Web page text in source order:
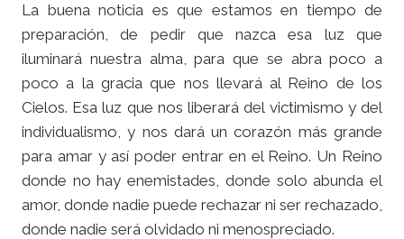
La buena noticia es que estamos en tiempo de
preparación, de pedir que nazca esa luz que
iluminará nuestra alma, para que se abra poco a
poco a la gracia que nos llevará al Reino de los
Cielos. Esa luz que nos liberará del victimismo y del
individualismo, y nos dará un corazón más grande
para amar y así poder entrar en el Reino. Un Reino
donde no hay enemistades, donde solo abunda el
amor, donde nadie puede rechazar ni ser rechazado,
donde nadie será olvidado ni menospreciado.